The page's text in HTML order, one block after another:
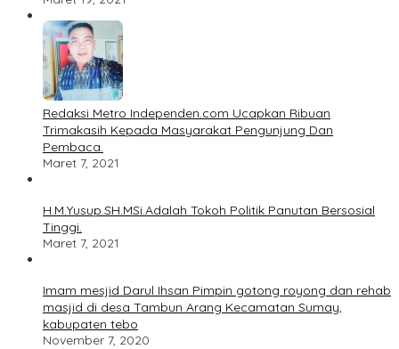
Redaksi Metro Independen.com Ucapkan Ribuan
Trimakasih Kepada Masyarakat Pengunjung Dan
Pembaca.
Maret 7, 2021
H.M.Yusup.SH.MSi.Adalah Tokoh Politik Panutan Bersosial
Tinggi.
Maret 7, 2021
Imam mesjid Darul Ihsan Pimpin gotong royong dan rehab
masjid di desa Tambun Arang Kecamatan Sumay,
kabupaten tebo
November 7, 2020